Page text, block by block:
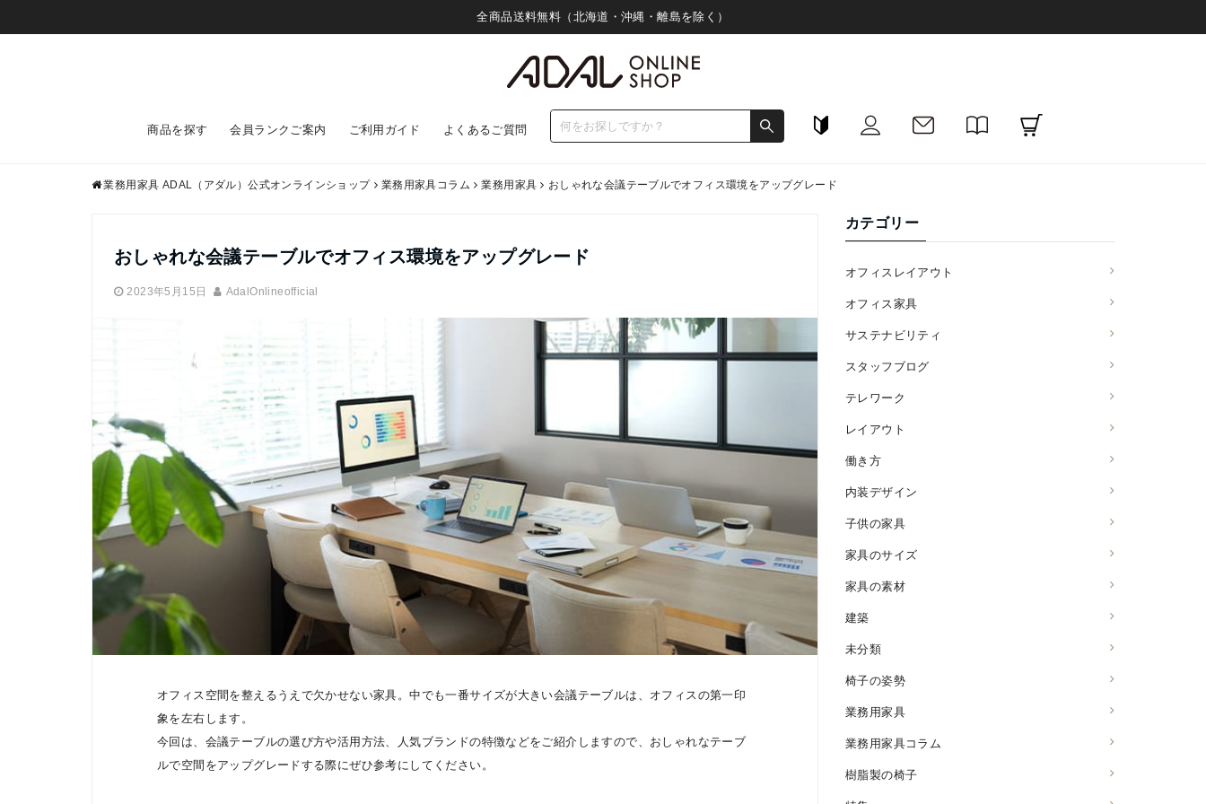
全商品送料無料（北海道・沖縄・離島を除く）
商品を探す 会員ランクご案内 ご利用ガイド よくあるご質問
業務用家具 ADAL（アダル）公式オンラインショップ 業務用家具コラム 業務用家具 おしゃれな会議テーブルでオフィス環境をアップグレード
おしゃれな会議テーブルでオフィス環境をアップグレード
2023年5月15日 AdalOnlineofficial
オフィス空間を整えるうえで欠かせない家具。中でも一番サイズが大きい会議テーブルは、オフィスの第一印
象を左右します。
今回は、会議テーブルの選び方や活用方法、人気ブランドの特徴などをご紹介しますので、おしゃれなテーブ
ルで空間をアップグレードする際にぜひ参考にしてください。
カテゴリー
オフィスレイアウト
オフィス家具
サステナビリティ
スタッフブログ
テレワーク
レイアウト
働き方
内装デザイン
子供の家具
家具のサイズ
家具の素材
建築
未分類
椅子の姿勢
業務用家具
業務用家具コラム
樹脂製の椅子